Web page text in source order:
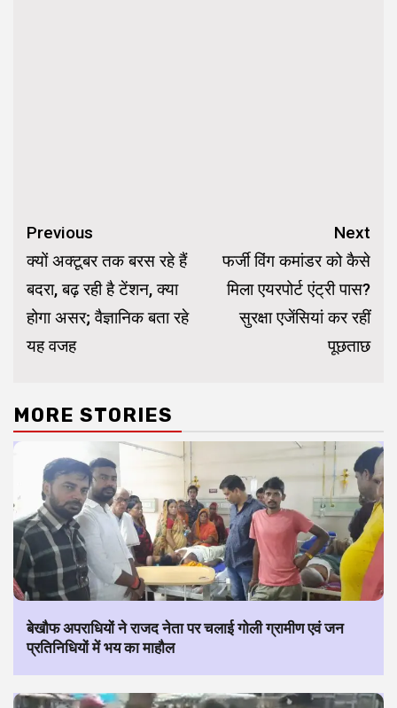
Continue
Reading
Previous
क्यों अक्टूबर तक बरस रहे हैं
बदरा, बढ़ रही है टेंशन, क्या
होगा असर; वैज्ञानिक बता रहे
यह वजह
Next
फर्जी विंग कमांडर को कैसे
मिला एयरपोर्ट एंट्री पास?
सुरक्षा एजेंसियां कर रहीं
पूछताछ
MORE STORIES
बेखौफ अपराधियों ने राजद नेता पर चलाई गोली ग्रामीण एवं जन
प्रतिनिधियों में भय का माहौल